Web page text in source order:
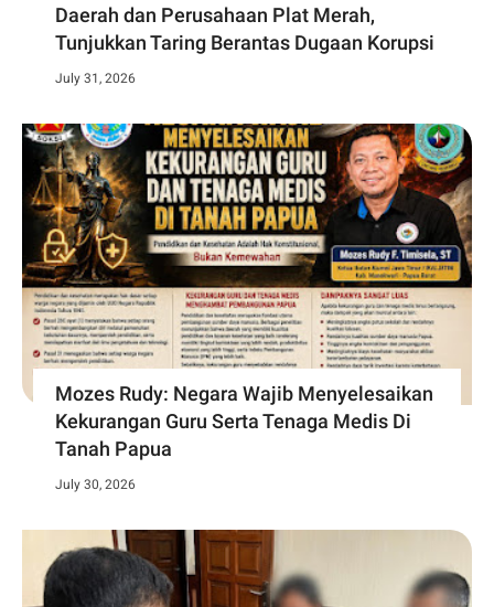
Daerah dan Perusahaan Plat Merah,
Tunjukkan Taring Berantas Dugaan Korupsi
July 31, 2026
Mozes Rudy: Negara Wajib Menyelesaikan
Kekurangan Guru Serta Tenaga Medis Di
Tanah Papua
July 30, 2026